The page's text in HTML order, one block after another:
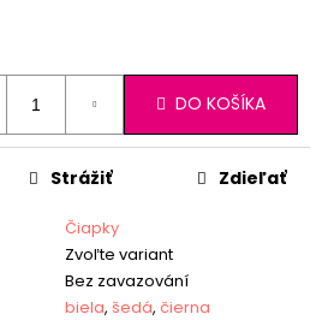
DO KOŠÍKA
Čiapky
Zvoľte variant
Bez zavazování
biela, šedá, čierna
Strážiť Zdieľať